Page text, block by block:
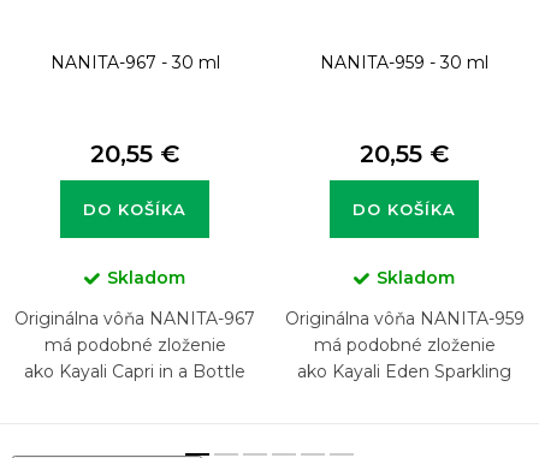
NANITA-967 - 30 ml
20,55 €
DO KOŠÍKA
Skladom
Originálna vôňa NANITA-967
má podobné zloženie
ako Kayali Capri in a Bottle
NANITA-959 - 30 ml
20,55 €
DO KOŠÍKA
Skladom
Originálna vôňa NANITA-959
má podobné zloženie
ako Kayali Eden Sparkling